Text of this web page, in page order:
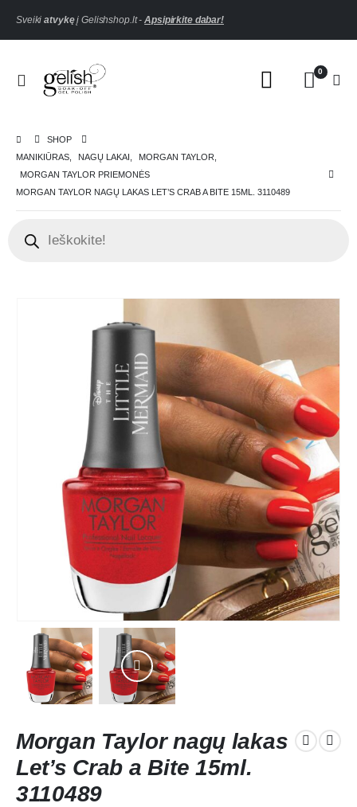
Sveikiatvykęį Gelishshop.lt -Apsipirkite dabar!
0
SHOP
MANIKIŪRAS
NAGŲ LAKAI MORGAN TAYLOR
MORGAN TAYLOR PRIEMONĖS
MORGAN TAYLOR NAGŲ LAKAS LET’S CRAB A BITE 15ML. 3110489
Morgan Taylor nagų lakas
Let’s Crab a Bite 15ml.
3110489